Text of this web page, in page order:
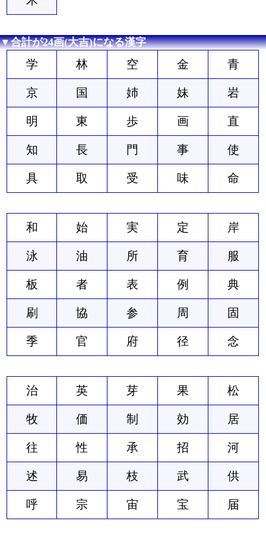
▼合計が24画(大吉)になる漢字
学 林 空 金 青
京 国 姉 妹 岩
明 東 歩 画 直
知 長 門 事 使
具 取 受 味 命
和 始 実 定 岸
泳 油 所 育 服
板 者 表 例 典
刷 協 参 周 固
季 官 府 径 念
治 英 芽 果 松
牧 価 制 効 居
往 性 承 招 河
述 易 枝 武 供
呼 宗 宙 宝 届